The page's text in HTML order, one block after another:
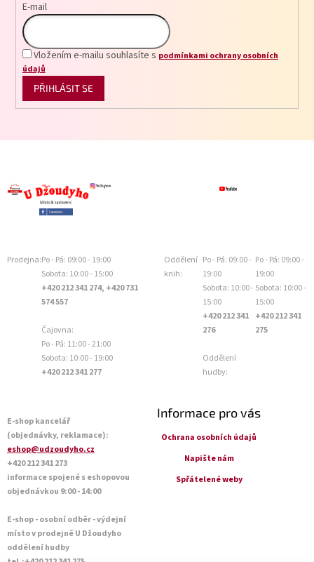
E-mail
Vložením e-mailu souhlasíte s podmínkami ochrany osobních
údajů
PŘIHLÁSIT SE
Prodejna:Po - Pá: 09:00 - 19:00
Sobota: 10:00 - 15:00
+420 212 341 274, +420 731
574 557
Čajovna:
Po - Pá: 11:00 - 21:00
Sobota: 10:00 - 19:00
+420 212 341 277
Oddělení
knih:
Po - Pá: 09:00 -
19:00
Sobota: 10:00 -
15:00
+420 212 341
276
Oddělení
hudby:
Po - Pá: 09:00 -
19:00
Sobota: 10:00 -
15:00
+420 212 341
275
E-shop kancelář
(objednávky, reklamace):
eshop@udzoudyho.cz
+420 212 341 273
informace spojené s eshopovou
objednávkou 9:00 - 14:00
E-shop - osobní odběr - výdejní
místo v prodejně U Džoudyho
oddělení hudby
Informace pro vás
Ochrana osobních údajů
Napište nám
Spřátelené weby